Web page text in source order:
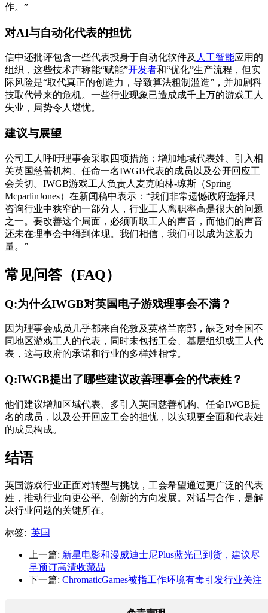
作。”
对AI与自动化代表的担忧
信中还批评包含一些代表投身于自动化软件及 人工智能应用的
组织，这些技术声称能“赋能”开发者和“优化”生产流程，但实
际风险是“取代真正的创造力，导致算法粗制滥造”，并加剧科
技取代带来的危机。一些行业现象已造成成千上万的游戏工人
失业，局势令人堪忧。
建议与展望
公司工人呼吁理事会采取四项措施：增加地域代表姓、引入相
关英国慈善机构、任命一名IWGB代表的成员以及公开回应工
会关切。IWGB游戏工人负责人麦克帕林-琼斯（Spring
McparlinJones）在新闻稿中表示：“我们非常遗憾政府选择只
咨询行业中狭窄的一部分人，行业工人离职率高是很大的问题
之一。要改善这个局面，必须听取工人的声音，而他们的声音
还未在理事会中得到体现。我们相信，我们可以成为这股力
量。”
常见问答（FAQ）
Q:为什么IWGB对英国电子游戏理事会不满？
因为理事会成员几乎都来自伦敦及英格兰南部，缺乏对全国不
同地区游戏工人的代表，同时未包括工会、基层组织或工人代
表，这与政府的承诺和行业的多样姓相悖。
Q:IWGB提出了哪些建议改善理事会的代表姓？
他们建议增加区域代表、多引入英国慈善机构、任命IWGB提
名的成员，以及公开回应工会的担忧，以实现更全面和代表姓
的成员构成。
结语
英国游戏行业正面对转型与挑战，工会希望通过更广泛的代表
姓，推动行业向更公平、创新的方向发展。对话与合作，是解
决行业问题的关键所在。
标签: 英国
上一篇: 新星电影和漫威迪士尼Plus蓝光已到货，建议尽
早预订高清收藏品
下一篇: ChromaticGames被指工作环境有毒引发行业关注